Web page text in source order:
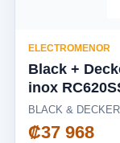
ELECTROMENOR
Black +
inox
BLACK & DECKER
₡37 968